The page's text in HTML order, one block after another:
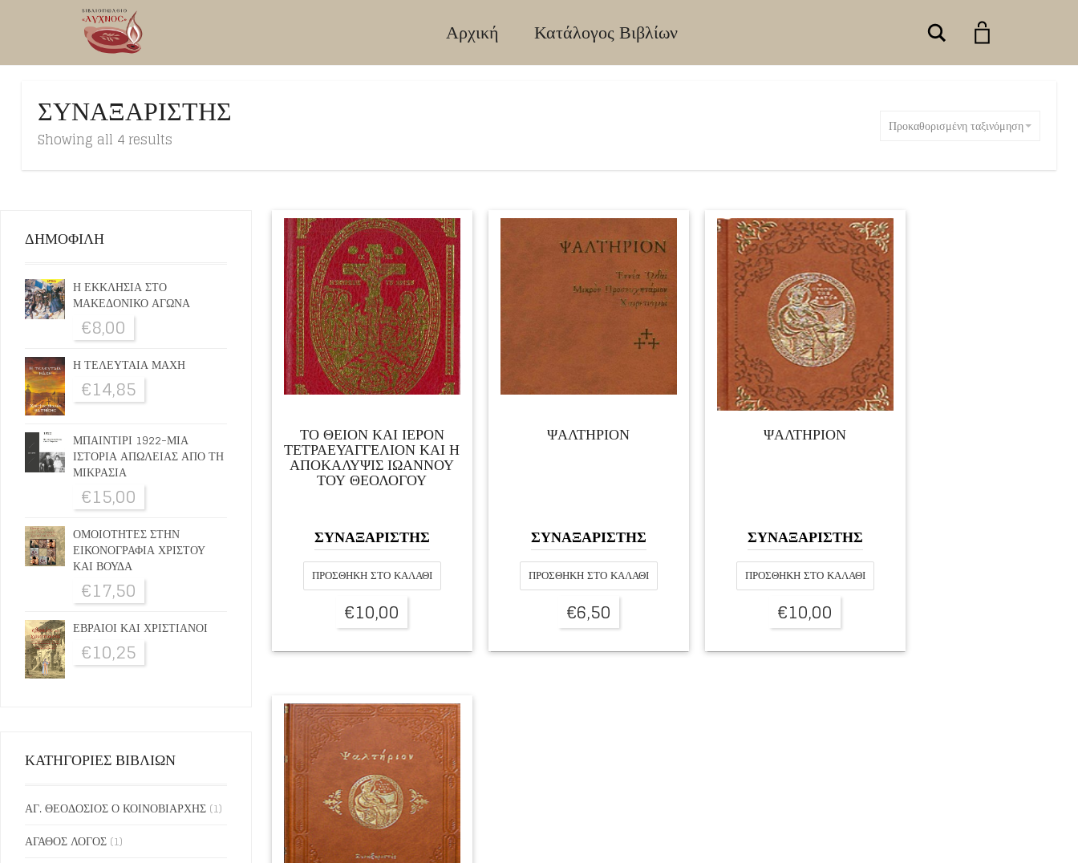
Αρχική Κατάλογος Βιβλίων Search
ΣΥΝΑΞΑΡΙΣΤΗΣ
Showing all 4 results
Προκαθορισμένη ταξινόμηση
ΤΟ ΘΕΙΟΝ ΚΑΙ ΙΕΡΟΝ
ΤΕΤΡΑΕΥΑΓΓΕΛΙΟΝ ΚΑΙ Η
ΑΠΟΚΑΛΥΨΙΣ ΙΩΑΝΝΟΥ
ΤΟΥ ΘΕΟΛΟΓΟΥ
ΣΥΝΑΞΑΡΙΣΤΗΣ
ΠΡΟΣΘΉΚΗ ΣΤΟ ΚΑΛΆΘΙ
€10,00
ΨΑΛΤΗΡΙΟΝ
ΣΥΝΑΞΑΡΙΣΤΗΣ
ΠΡΟΣΘΉΚΗ ΣΤΟ ΚΑΛΆΘΙ
€6,50
ΨΑΛΤΗΡΙΟΝ
ΣΥΝΑΞΑΡΙΣΤΗΣ
ΠΡΟΣΘΉΚΗ ΣΤΟ ΚΑΛΆΘΙ
€10,00
ΔΗΜΟΦΙΛΗ
Η ΕΚΚΛΗΣΙΑ ΣΤΟ
ΜΑΚΕΔΟΝΙΚΟ ΑΓΩΝΑ
€8,00
Η ΤΕΛΕΥΤΑΙΑ ΜΑΧΗ
€14,85
ΜΠΑΙΝΤΙΡΙ 1922-ΜΙΑ
ΙΣΤΟΡΙΑ ΑΠΩΛΕΙΑΣ ΑΠΟ ΤΗ
ΜΙΚΡΑΣΙΑ
€15,00
ΟΜΟΙΟΤΗΤΕΣ ΣΤΗΝ
ΕΙΚΟΝΟΓΡΑΦΙΑ ΧΡΙΣΤΟΥ
ΚΑΙ ΒΟΥΔΑ
€17,50
ΕΒΡΑΙΟΙ ΚΑΙ ΧΡΙΣΤΙΑΝΟΙ
€10,25
ΚΑΤΗΓΟΡΙΕΣ ΒΙΒΛΙΩΝ
ΑΓ. ΘΕΟΔΟΣΙΟΣ Ο ΚΟΙΝΟΒΙΑΡΧΗΣ (1)
ΑΓΑΘΟΣ ΛΟΓΟΣ (1)